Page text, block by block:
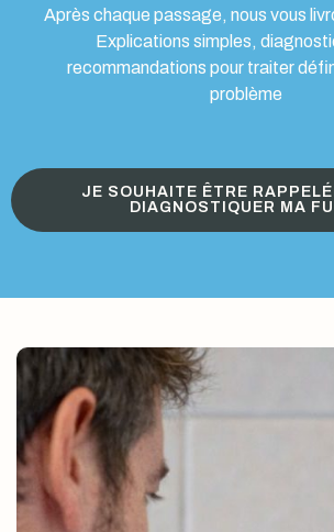
Après chaque passage, nous vous
Explications simples,
recommandations pour traiter
problème
JE SOUHAITE ÊTRE
DIAGNOSTIQUER MA